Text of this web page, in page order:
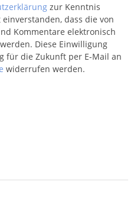
zur Kenntnis
dass die von
Kommentare elektronisch
Diese Einwilligung
für die Zukunft per E-Mail an
widerrufen werden.